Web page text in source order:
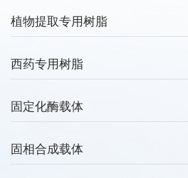
植物提取专用树脂
西药专用树脂
固定化酶载体
固相合成载体